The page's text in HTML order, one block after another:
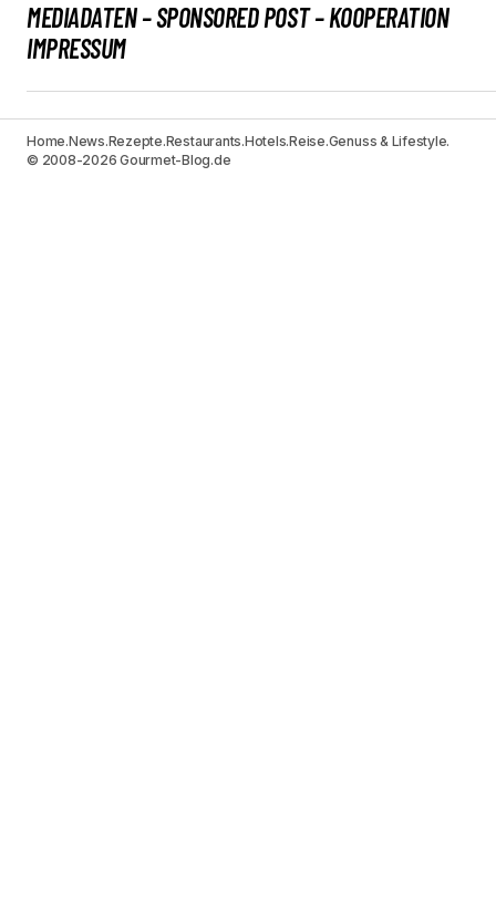
MEDIADATEN – SPONSORED POST – KOOPERATION
IMPRESSUM
Home.News.Rezepte.Restaurants.Hotels.Reise.Genuss & Lifestyle.
© 2008-2026 Gourmet-Blog.de